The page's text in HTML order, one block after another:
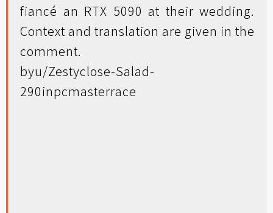
fiancé an RTX 5090 at their wedding.
Context and translation are given in the
comment.
byu/Zestyclose-Salad-
290inpcmasterrace